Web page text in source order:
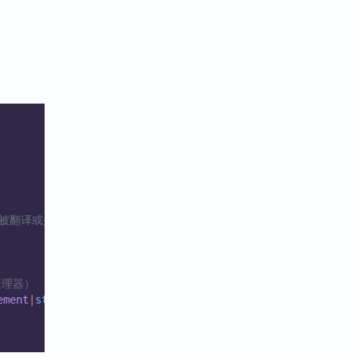
译或是重复的）
器）
string